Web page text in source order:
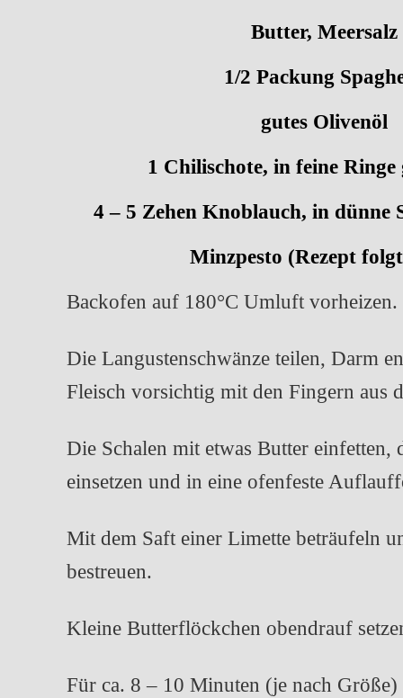
Butter, Meersalz
1/2 Packung
gutes Olivenöl
1 Chilischote, in feine Ringe
4 – 5 Zehen Knoblauch, in dünne
Minzpesto (Rezept
Backofen auf 180°C Umluft vorheizen.
Die Langustenschwänze teilen, Darm
Fleisch vorsichtig mit den Fingern aus
Die Schalen mit etwas Butter einfetten,
einsetzen und in eine ofenfeste
Mit dem Saft einer Limette beträufeln
bestreuen.
Kleine Butterflöckchen obendrauf
Für ca. 8 – 10 Minuten (je nach